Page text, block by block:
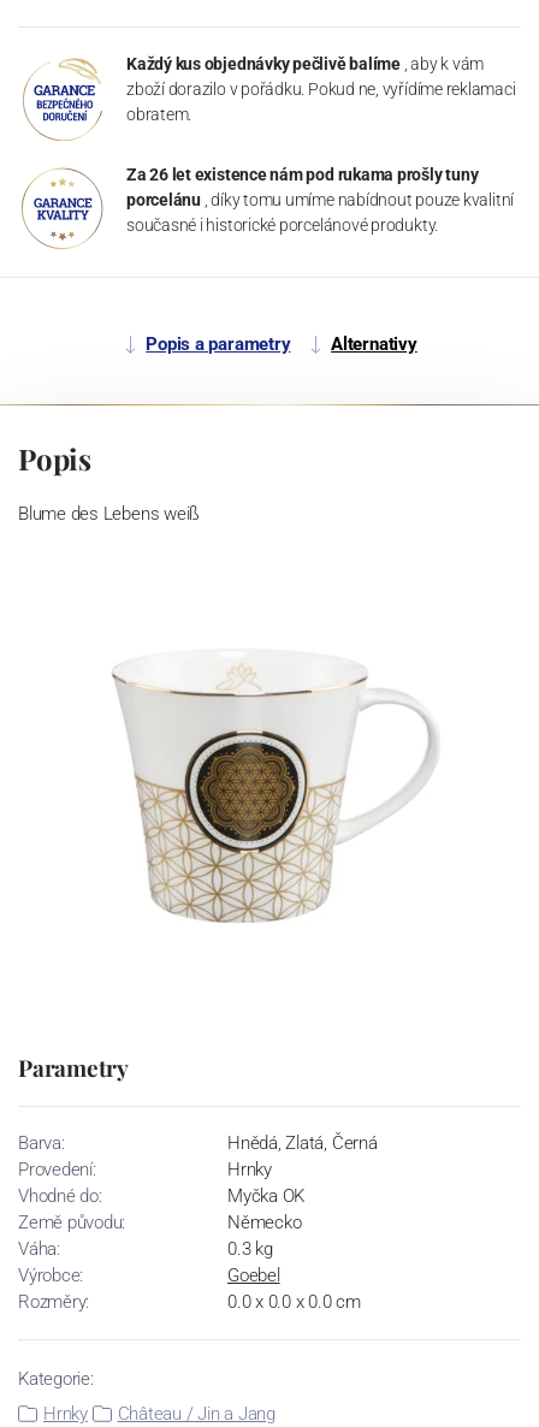
Každý kus objednávky pečlivě balíme , aby k vám
zboží dorazilo v pořádku. Pokud ne, vyřídíme reklamaci
obratem.
Za 26 let existence nám pod rukama prošly tuny
porcelánu , díky tomu umíme nabídnout pouze kvalitní
současné i historické porcelánové produkty.
Popis a parametry Alternativy
Popis
Blume des Lebens weiß
Parametry
Barva:
Hnědá, Zlatá, Černá
Provedení:
Hrnky
Vhodné do:
Myčka OK
Země původu:
Německo
Váha:
0.3 kg
Výrobce:
Goebel
Rozměry:
0.0 x 0.0 x 0.0 cm
Kategorie:
Hrnky
Château / Jin a Jang